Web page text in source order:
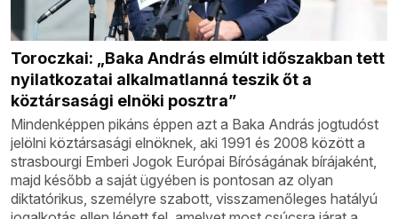
Toroczkai: „Baka András elmúlt időszakban tett
nyilatkozatai alkalmatlanná teszik őt a
köztársasági elnöki posztra”
Mindenképpen pikáns éppen azt a Baka András jogtudóst
jelölni köztársasági elnöknek, aki 1991 és 2008 között a
strasbourgi Emberi Jogok Európai Bíróságának bírájaként,
majd később a saját ügyében is pontosan az olyan
diktatórikus, személyre szabott, visszamenőleges hatályú